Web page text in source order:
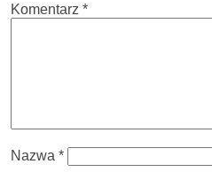
Komentarz *
Nazwa *